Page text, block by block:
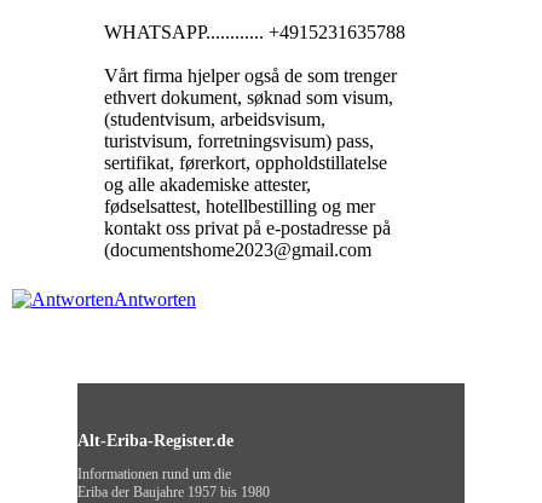
WHATSAPP............ +4915231635788
Vårt firma hjelper også de som trenger
ethvert dokument, søknad som visum,
(studentvisum, arbeidsvisum,
turistvisum, forretningsvisum) pass,
sertifikat, førerkort, oppholdstillatelse
og alle akademiske attester,
fødselsattest, hotellbestilling og mer
kontakt oss privat på e-postadresse på
(documentshome2023@gmail.com
Antworten
Alt-Eriba-Register.de
Informationen rund um die
Eriba der Baujahre 1957 bis 1980